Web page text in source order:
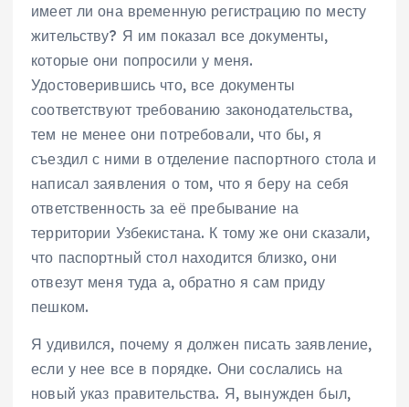
имеет ли она временную регистрацию по месту
жительству? Я им показал все документы,
которые они попросили у меня.
Удостоверившись что, все документы
соответствуют требованию законодательства,
тем не менее они потребовали, что бы, я
съездил с ними в отделение паспортного стола и
написал заявления о том, что я беру на себя
ответственность за её пребывание на
территории Узбекистана. К тому же они сказали,
что паспортный стол находится близко, они
отвезут меня туда а, обратно я сам приду
пешком.
Я удивился, почему я должен писать заявление,
если у нее все в порядке. Они сослались на
новый указ правительства. Я, вынужден был,